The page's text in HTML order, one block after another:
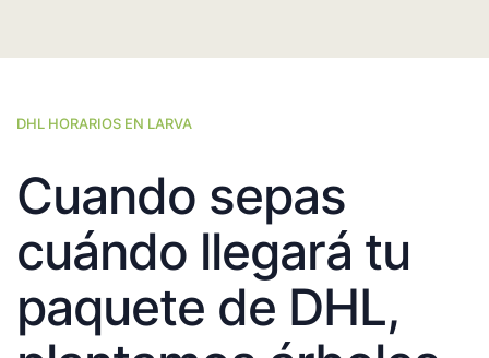
DHL HORARIOS EN LARVA
Cuando sepas
cuándo llegará tu
paquete de DHL,